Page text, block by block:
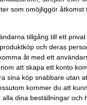
som omöjliggör åtkomst
tillgång till ett
och deras
åt med ett
att skapa ett konto
sina köp snabbare utan
kommer du att
alla dina beställningar och